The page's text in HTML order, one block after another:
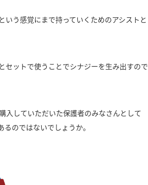
う感覚にまで持っていくためのアシストと
セットで使うことでシナジーを生み出すので
入していただいた保護者のみなさんとして
るのではないでしょうか。